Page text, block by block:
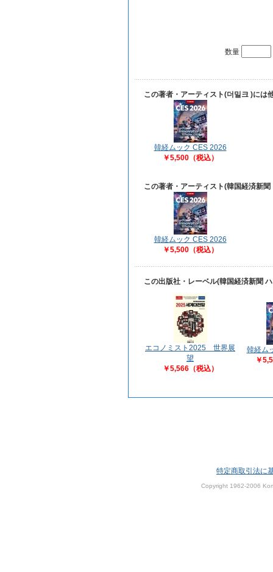
数量
この著者・アーティスト(더밀크 )には
韓経ムック CES 2026
￥5,500（税込）
この著者・アーティスト(韓国経済新
韓経ムック CES 2026
￥5,500（税込）
この出版社・レーベル(韓国経済新聞
エコノミスト2025 世界展
望
￥5,566（税込）
韓経ム
￥
特定商取引法に
Copyright 1962-2006